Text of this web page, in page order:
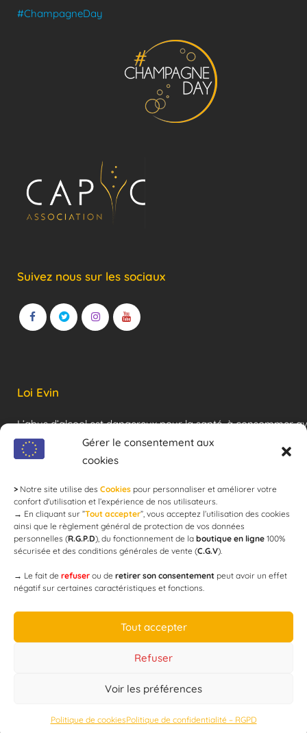
Gérer le consentement aux
cookies
> Notre site utilise des Cookies pour personnaliser et améliorer votre
confort d'utilisation et l’expérience de nos utilisateurs.
→ En cliquant sur ”Tout accepter”, vous acceptez l’utilisation des cookies
ainsi que le règlement général de protection de vos données
personnelles (R.G.P.D), du fonctionnement de la boutique en ligne 100%
sécurisée et des conditions générales de vente (C.G.V).
→ Le fait de refuser ou de retirer son consentement peut avoir un effet
négatif sur certaines caractéristiques et fonctions.
Tout accepter
Refuser
Voir les préférences
Politique de cookiesPolitique de confidentialité – RGPD
#ChampagneDay
Suivez nous sur les sociaux
Loi Evin
L’abus d’alcool est dangereux pour la santé, à consommer
modération !
Newsletter
email
Designed byWEB3-DESIGN
CopyrightCAP’C2019